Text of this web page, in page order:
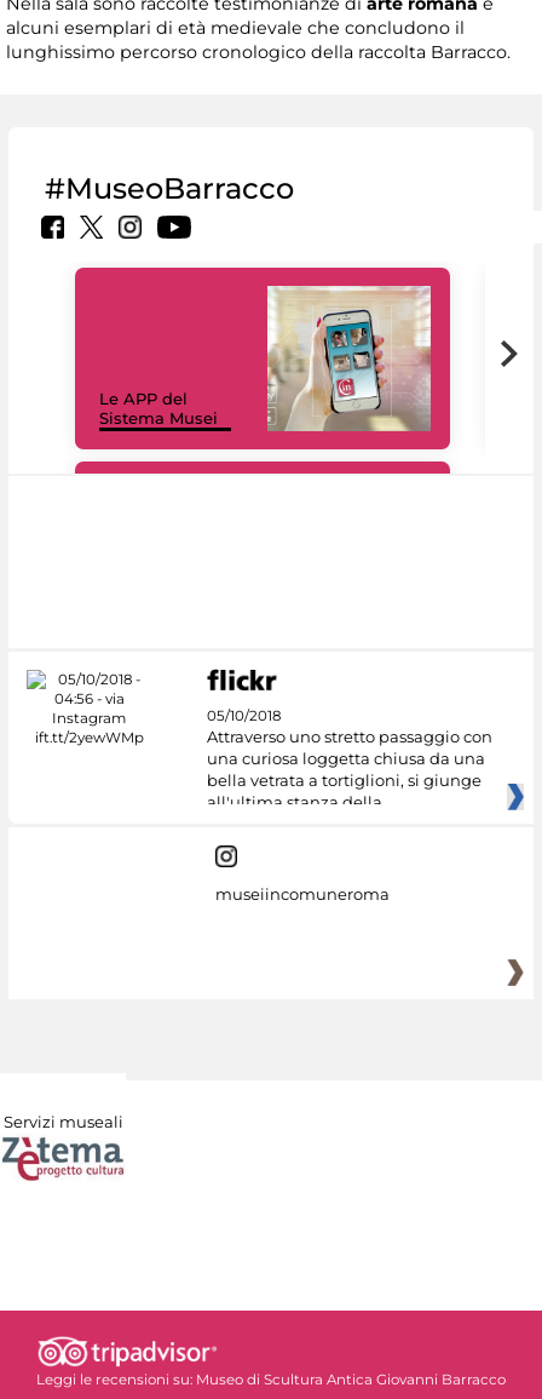
alcuni esemplari di età medievale che concludono il
lunghissimo percorso cronologico della raccolta Barracco.
#MuseoBarracco
Le APP del
Sistema Musei
05/10/2018
Attraverso uno stretto passaggio con
una curiosa loggetta chiusa da una
bella vetrata a tortiglioni, si giunge
all'ultima stanza della
museiincomuneroma
Servizi museali
Leggi le recensioni su: Museo di Scultura Antica Giovanni Barracco